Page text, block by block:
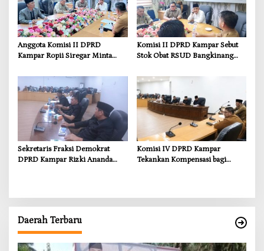
Anggota Komisi II DPRD
Kampar Ropii Siregar Minta
Ancaman Kekosongan Obat
demi Wujudkan Kampar Dihati
Komisi II DPRD Kampar Sebut
Stok Obat RSUD Bangkinang
Sekretaris Fraksi Demokrat
DPRD Kampar Rizki Ananda
Komisi IV DPRD Kampar
Tekankan Kompensasi bagi
Daerah Terbaru